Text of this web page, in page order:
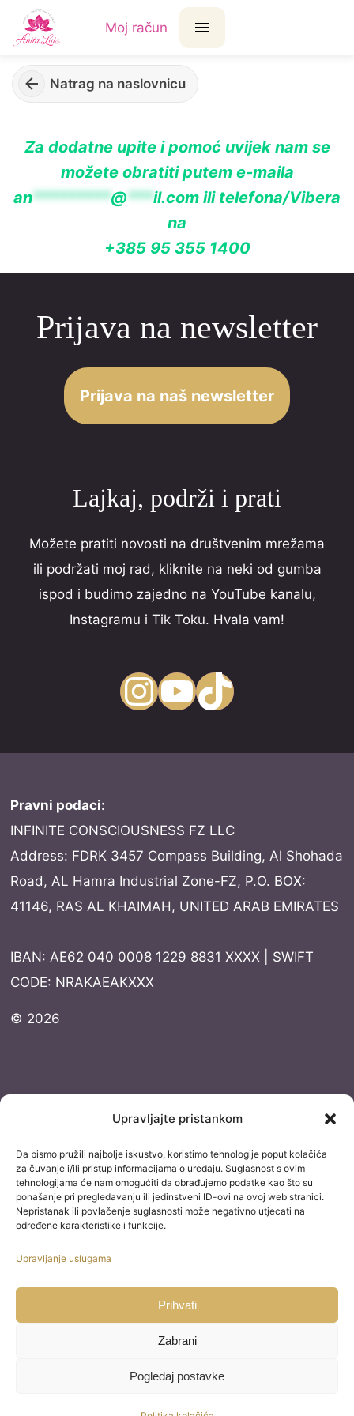
savjetnikom za osobni razvoj
Upravljajte pristankom
Da bismo pružili najbolje iskustvo, koristimo tehnologije poput kolačića
za čuvanje i/ili pristup informacijama o uređaju. Suglasnost s ovim
tehnologijama će nam omogućiti da obrađujemo podatke kao što su
ponašanje pri pregledavanju ili jedinstveni ID-ovi na ovoj web stranici.
Nepristanak ili povlačenje suglasnosti može negativno utjecati na
određene karakteristike i funkcije.
Upravljanje uslugama
Prihvati
Zabrani
Pogledaj postavke
Moj račun
Natrag na naslovnicu
Za dodatne upite i pomoć uvijek nam se
možete obratiti putem e-maila
an*********@***il.com ili telefona/Vibera
na
+385 95 355 1400
Prijava na newsletter
Prijava na naš newsletter
Lajkaj, podrži i prati
Možete pratiti novosti na društvenim mrežama
ili podržati moj rad, kliknite na neki od gumba
ispod i budimo zajedno na YouTube kanalu,
Instagramu i Tik Toku. Hvala vam!
InstagramYouTube TikTok
Pravni podaci:
INFINITE CONSCIOUSNESS FZ LLC
Address: FDRK 3457 Compass Building, Al Shohada
Road, AL Hamra Industrial Zone-FZ, P.O. BOX:
41146, RAS AL KHAIMAH, UNITED ARAB EMIRATES
IBAN: AE62 040 0008 1229 8831 XXXX | SWIFT
CODE: NRAKAEAKXXX
© 2026
Uvjeti korištenja
Izjava o izuzimanju od odgovornosti
Izjava o konverziji
Blog staro
Kontakt
TikTok